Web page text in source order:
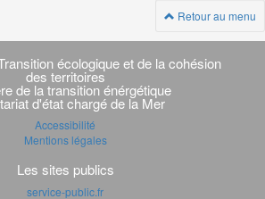
Retour au menu
écologique et de la cohésion
des territoires
de la transition énérgétique
d'état chargé de la Mer
Accessibilité
Mentions légales
Les sites publics
service-public.fr